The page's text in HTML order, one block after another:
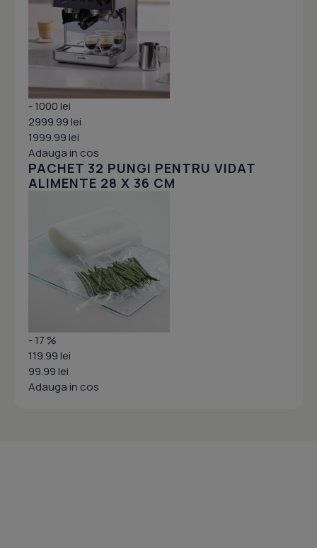
- 1000 lei
2999.99 lei
1999.99 lei
Adauga in cos
PACHET 32 PUNGI PENTRU VIDAT
ALIMENTE 28 X 36 CM
- 17 %
119.99 lei
99.99 lei
Adauga in cos